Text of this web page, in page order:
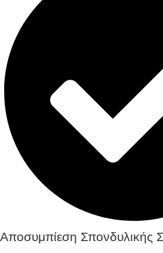
Αποσυμπίεση Σπονδυλικής